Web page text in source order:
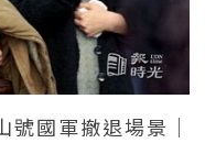
國軍撤退場景｜